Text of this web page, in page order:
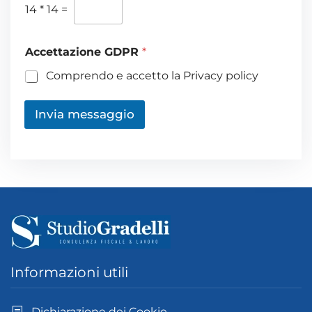
14 * 14 =
Accettazione GDPR *
Comprendo e accetto la Privacy policy
Invia messaggio
Informazioni utili